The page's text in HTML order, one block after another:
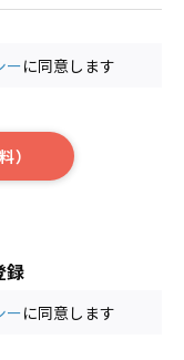
録
ーに同意します
ーに同意します
）